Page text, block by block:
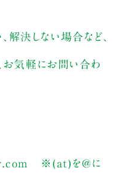
解決しない場合など、
お気軽にお問い合わ
※(at)を@に